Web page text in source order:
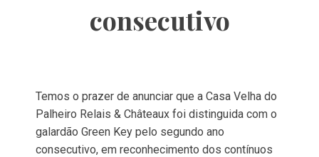
consecutivo
Temos o prazer de anunciar que a Casa Velha do
Palheiro Relais & Châteaux foi distinguida com o
galardão Green Key pelo segundo ano
consecutivo, em reconhecimento dos contínuos